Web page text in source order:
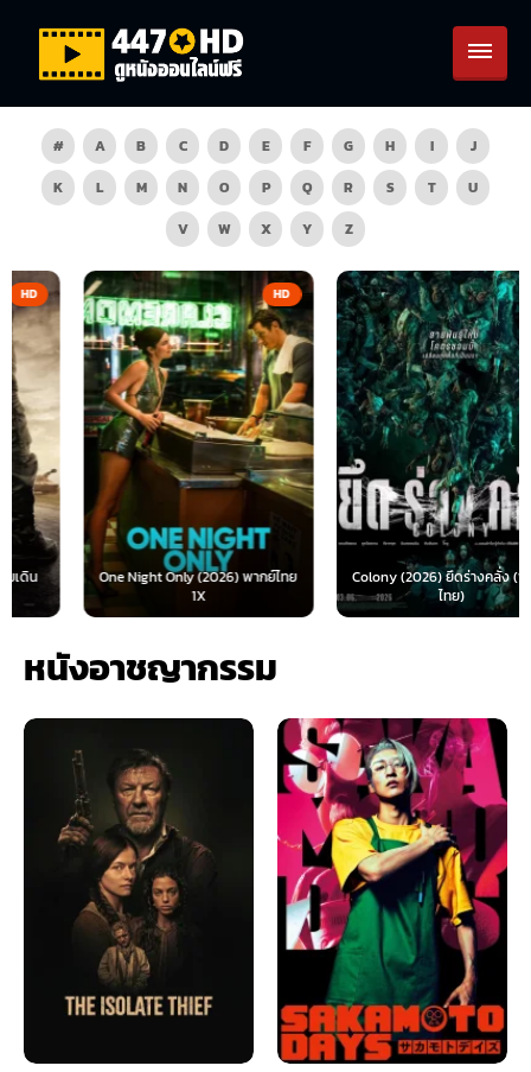
# A B C D E F G H I
J
K
L M N O P Q R S T
U
V
W X Y Z
One Night Only (2026) พากย์ไทย
ZOOM
Colony (2026) ยึดร่างคลั่ง (พากย์
ไทย)
หนังอาชญากรรม